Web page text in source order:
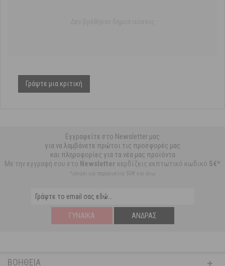
Γράψτε μια κριτική
Εγγραφείτε στο Newsletter μας
για να λαμβάνετε πρώτοι τις προσφορές μας
και πληροφορίες για τα νέα μας προϊόντα
Με την εγγραφή σου στο Newsletter κερδίζεις εκπτωτικό κωδικό 5€*
*ισχύει για παραγγελία 59€ και άνω
ΓΥΝΑΊΚΑ ΆΝΔΡΑΣ
ΒΟΉΘΕΙΑ